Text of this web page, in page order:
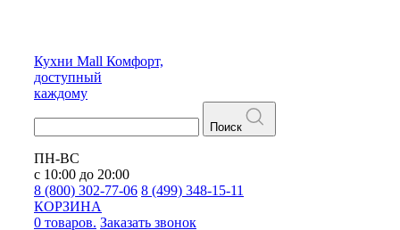
Кухни Mall Комфорт,
доступный
каждому
Поиск
ПН-ВС
с 10:00 до 20:00
8 (800) 302-77-06 8 (499) 348-15-11
КОРЗИНА
0 товаров. Заказать звонок